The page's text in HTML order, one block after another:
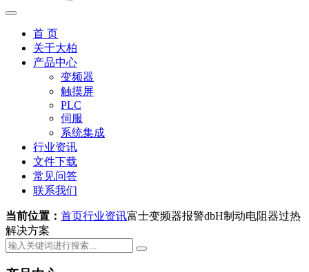
首 页
关于大柏
产品中心
变频器
触摸屏
PLC
伺服
系统集成
行业资讯
文件下载
常见问答
联系我们
当前位置： 首页行业资讯富士变频器报警dbH制动电阻器过热
解决方案